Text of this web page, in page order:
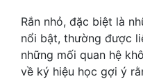
Rắn nhỏ, đặc biệt là
nổi bật, thường được
những mối quan hệ
về ký hiệu học gợi ý